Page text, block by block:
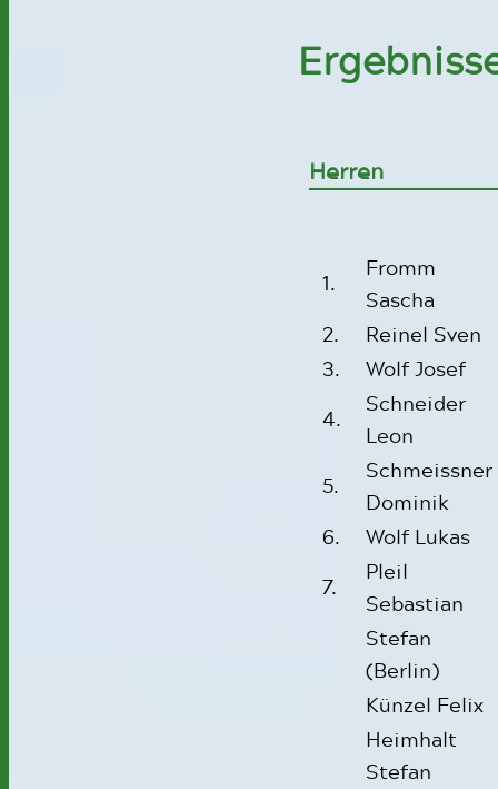
Herren
1.
Fromm
Sascha
2.
Reinel Sven
3.
Wolf Josef
4.
Schneider
Leon
5.
Schmeissner
Dominik
6.
Wolf Lukas
7.
Pleil
Sebastian
Stefan
(Berlin)
Künzel Felix
Heimhalt
Stefan